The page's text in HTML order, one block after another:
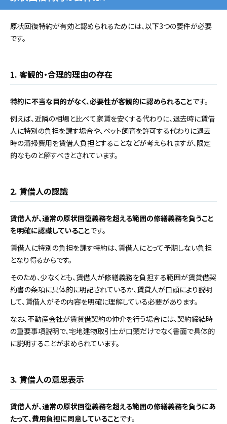
原状回復特約が有効と認められるためには、以下3つの要件が必要
です。
1. 客観的・合理的理由の存在
特約に不当な目的がなく、必要性が客観的に認められることです。
例えば、近隣の相場と比べて家賃を安くする代わりに、退去時に賃借
人に特別の負担を課す場合や、ペット飼育を許可する代わりに退去
時の清掃費用を賃借人負担とすることなどが考えられますが、限定
的なものと解すべきとされています。
2. 賃借人の認識
賃借人が、通常の原状回復義務を超える範囲の修繕義務を負うこと
を明確に認識していることです。
賃借人に特別の負担を課す特約は、賃借人にとって予期しない負担
となり得るからです。
そのため、少なくとも、賃借人が修繕義務を負担する範囲が賃貸借契
約書の条項に具体的に明記されているか、賃貸人が口頭により説明
して、賃借人がその内容を明確に理解している必要があります。
なお、不動産会社が賃貸借契約の仲介を行う場合には、契約締結時
の重要事項説明で、宅地建物取引士が口頭だけでなく書面で具体的
に説明することが求められています。
3. 賃借人の意思表示
賃借人が、通常の原状回復義務を超える範囲の修繕義務を負うにあ
たって、費用負担に同意していることです。